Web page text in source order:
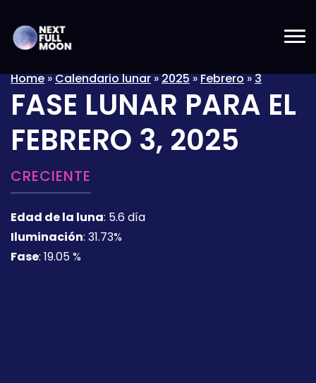
Home»Calendario lunar»2025»Febrero»3
FASE LUNAR PARA EL
FEBRERO 3, 2025
CRECIENTE
Edad de la luna: 5.6 día
Iluminación: 31.73%
Fase: 19.05 %